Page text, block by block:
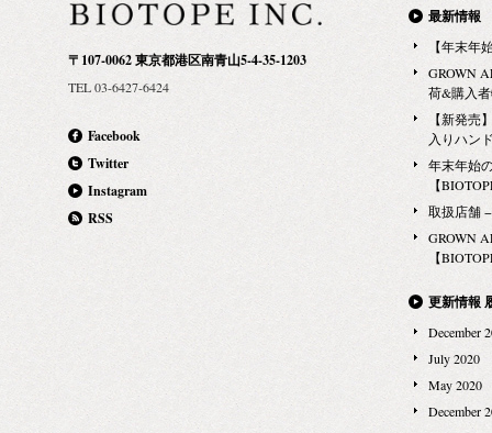
〒107-0062 東京都港区南青山5-4-35-1203
TEL 03-6427-6424
Facebook
Twitter
Instagram
RSS
最新情報
【年末年
GROWN
荷&購入
【新発売
入りハン
年末年始
【
取扱店舗
GROWN
【
更新情報
December
July 2020
May 2020
December